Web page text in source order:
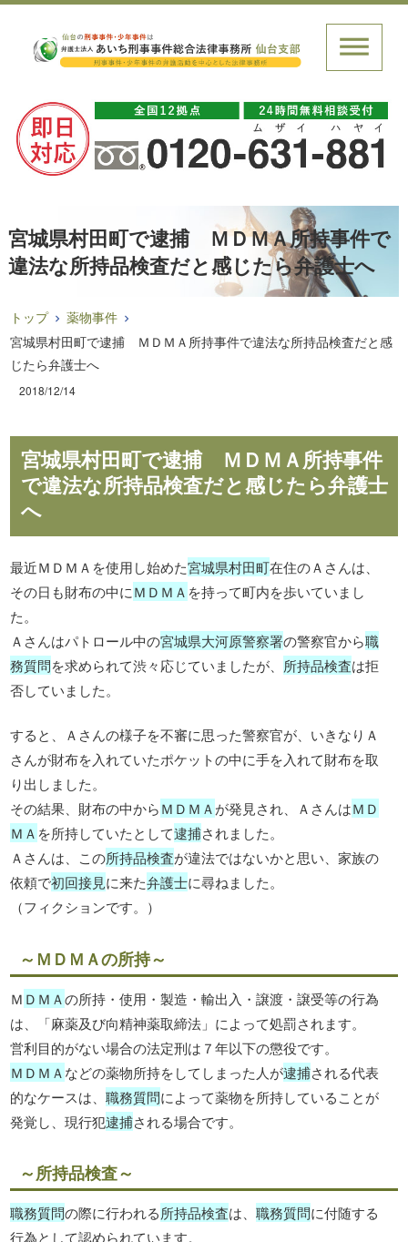
宮城県村田町で逮捕 ＭＤＭＡ所持事件で
違法な所持品検査だと感じたら弁護士へ
トップ
薬物事件
宮城県村田町で逮捕 ＭＤＭＡ所持事件で違法な所持品検査だと感
じたら弁護士へ
2018/12/14
宮城県村田町で逮捕 ＭＤＭＡ所持事件
で違法な所持品検査だと感じたら弁護士
へ
最近ＭＤＭＡを使用し始めた宮城県村田町在住のＡさんは、
その日も財布の中にＭＤＭＡ を持って町内を歩いていまし
た。
Ａさんはパトロール中の宮城県大河原警察署の警察官から職
務質問を求められて渋々応じていましたが、 所持品検査は拒
否していました。
すると、Ａさんの様子を不審に思った警察官が、いきなりＡ
さんが財布を入れていたポケットの中に手を入れて財布を取
り出しました。
その結果、財布の中からＭＤＭＡ が発見され、ＡさんはＭＤ
ＭＡ を所持していたとして逮捕されました。
Ａさんは、この所持品検査が違法ではないかと思い、家族の
依頼で初回接見に来た弁護士に尋ねました。
（フィクションです。）
～ＭＤＭＡの所持～
Ｍ ＤＭＡの所持・使用・製造・輸出入・譲渡・譲受等の行為
は、「麻薬及び向精神薬取締法」によって処罰されます。
営利目的がない場合の法定刑は７年以下の懲役です。
ＭＤＭＡ などの薬物所持をしてしまった人が逮捕される代表
的なケースは、職務質問によって薬物を所持していることが
発覚し、現行犯逮捕される場合です。
～所持品検査～
職務質問の際に行われる所持品検査は、職務質問に付随する
行為として認められています。